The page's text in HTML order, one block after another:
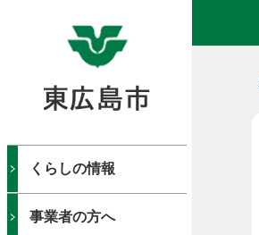
くらしの情報
事業者の方へ